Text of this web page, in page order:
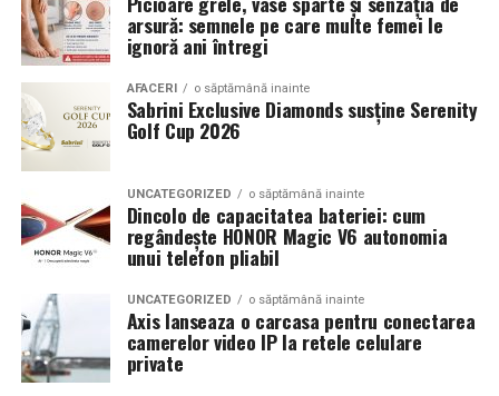
ParentingTalks: Creștem Împreună – 8 Pași pentru o
Conexiune Autentică cu Copilul Tău
jantele si intaresc conceptul ales de proprietar, fie ca
vorbim despre un stil elegant, sportiv sau minimalist.
Echilibrul dintre estetica si utilizare reala
Un aspect specific evenimentelor auto din Cluj este
prezenta multor masini care nu sunt doar proiecte de
show, ci si vehicule utilizate zilnic. Proprietarii acestora
cauta solutii care sa le permita sa participe la
evenimente fara a sacrifica complet confortul sau
siguranta pe drumurile publice.
In acest context, anvelopele alese trebuie sa ofere un
echilibru intre aspect si functionalitate. Multi pasionati
opteaza pentru anvelope care arata bine la show, dar
arsură: semnele pe care multe femei le
ignoră ani întregi
AFACERI o săptămână inainte
Sabrini Exclusive Diamonds susține Serenity
Golf Cup 2026
UNCATEGORIZED o săptămână inainte
Dincolo de capacitatea bateriei: cum
regândește HONOR Magic V6 autonomia
unui telefon pliabil
UNCATEGORIZED o săptămână inainte
Axis lanseaza o carcasa pentru conectarea
camerelor video IP la retele celulare
private